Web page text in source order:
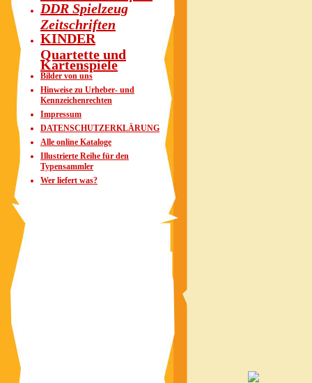
DDR Spielzeug
Zeitschriften
KINDER
Quartette und
Kartenspiele
Bilder von uns
Hinweise zu Urheber- und
Kennzeichenrechten
Impressum
DATENSCHUTZERKLÄRUNG
Alle online Kataloge
Illustrierte Reihe für den
Typensammler
Wer liefert was?